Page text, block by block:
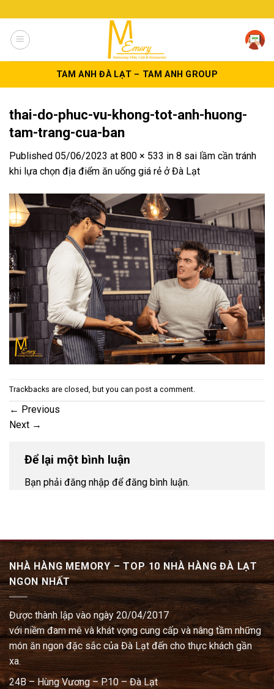
to
content
TAM ANH ĐÀ LẠT – TAM ANH GROUP
thai-do-phuc-vu-khong-tot-anh-huong-
tam-trang-cua-ban
Published 05/06/2023 at 800 × 533 in 8 sai lầm cần tránh
khi lựa chọn địa điểm ăn uống giá rẻ ở Đà Lạt
Trackbacks are closed, but you can post a comment.
← Previous
Next →
Để lại một bình luận
Bạn phải đăng nhập để đăng bình luận.
NHÀ HÀNG MEMORY – TOP 10 NHÀ HÀNG ĐÀ LẠT
NGON NHẤT
Được thành lập vào ngày 20/04/2017
với niềm đam mê và khát vọng cung cấp và nâng tầm những
món ăn ngon đặc sắc của Đà Lạt đến cho thực khách gần
xa.
24B – Hùng Vương – P.10 – Đà Lạt